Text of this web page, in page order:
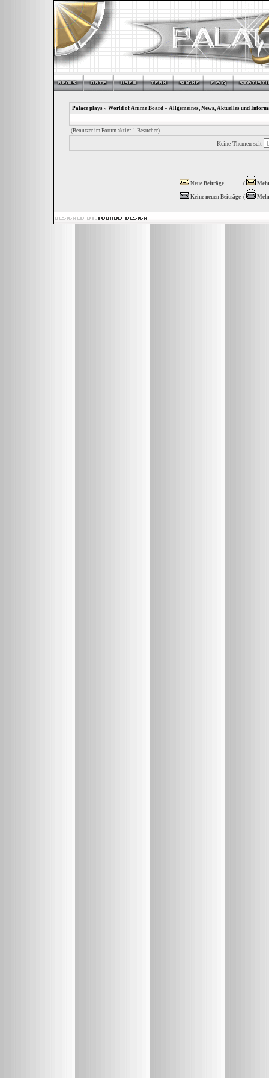
Palace plays » World of Anime Board » Allgemeines, News, Aktuelles und
(Benutzer im Forum aktiv: 1 Besucher)
Keine Themen seit
Neue Beiträge (
Keine neuen Beiträge (